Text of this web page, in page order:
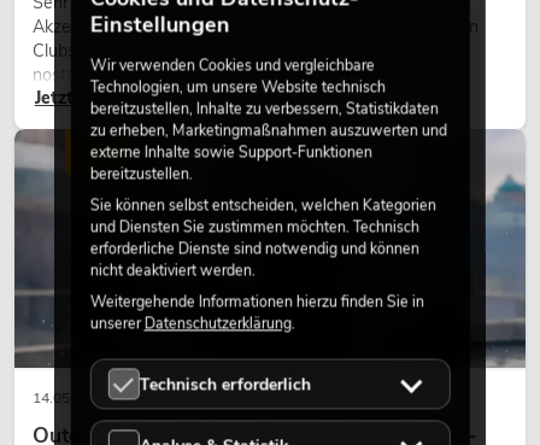
Akzente prägen viele aktuelle Lichtdesigns auf Bühnen, in
Clubs und bei Events. Retro-Licht ist dabei kein rein
nostalgischer Effekt, sondern ein bewusst eingesetztes
Gestaltungsmittel: Es schafft Atmosphäre, gibt Szenen
Charakter und kann technische LED-Setups emotionaler
wirken lassen.
Jetzt lesen
14.05.2026
Outdoor Moving-Heads: Wetterfeste Moving-
LICHT
Einstellungen
Wir verwenden Cookies und vergleichbare
Technologien, um unsere Website technisch
bereitzustellen, Inhalte zu verbessern, Statistikdaten
zu erheben, Marketingmaßnahmen auszuwerten und
externe Inhalte sowie Support-Funktionen
bereitzustellen.
Sie können selbst entscheiden, welchen Kategorien
und Diensten Sie zustimmen möchten. Technisch
erforderliche Dienste sind notwendig und können
nicht deaktiviert werden.
Weitergehende Informationen hierzu finden Sie in
unsererDatenschutzerklärung.
Technisch erforderlich